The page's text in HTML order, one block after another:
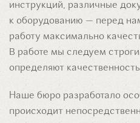
инструкций, различные
к оборудованию — перед
работу максимально
В работе мы следуем
определяют
Наше бюро разработало
происходит